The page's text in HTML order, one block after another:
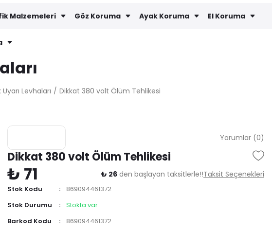
Malzemeleri Göz Koruma Ayak Koruma El Koruma
Levhaları Dikkat 380 volt Ölüm Tehlikesi
Yorumlar (0)
Dikkat 380 volt Ölüm Tehlikesi
₺ 71 ₺ 26 den başlayan taksitlerle!!Taksit Seçenekleri
Stok Kodu
869094461372
Stok Durumu
Stokta var
Barkod Kodu
869094461372